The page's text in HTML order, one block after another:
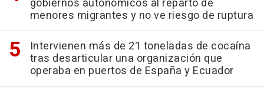
gobiernos autonómicos al reparto de
menores migrantes y no ve riesgo de ruptura
Intervienen más de 21 toneladas de cocaína
tras desarticular una organización que
operaba en puertos de España y Ecuador